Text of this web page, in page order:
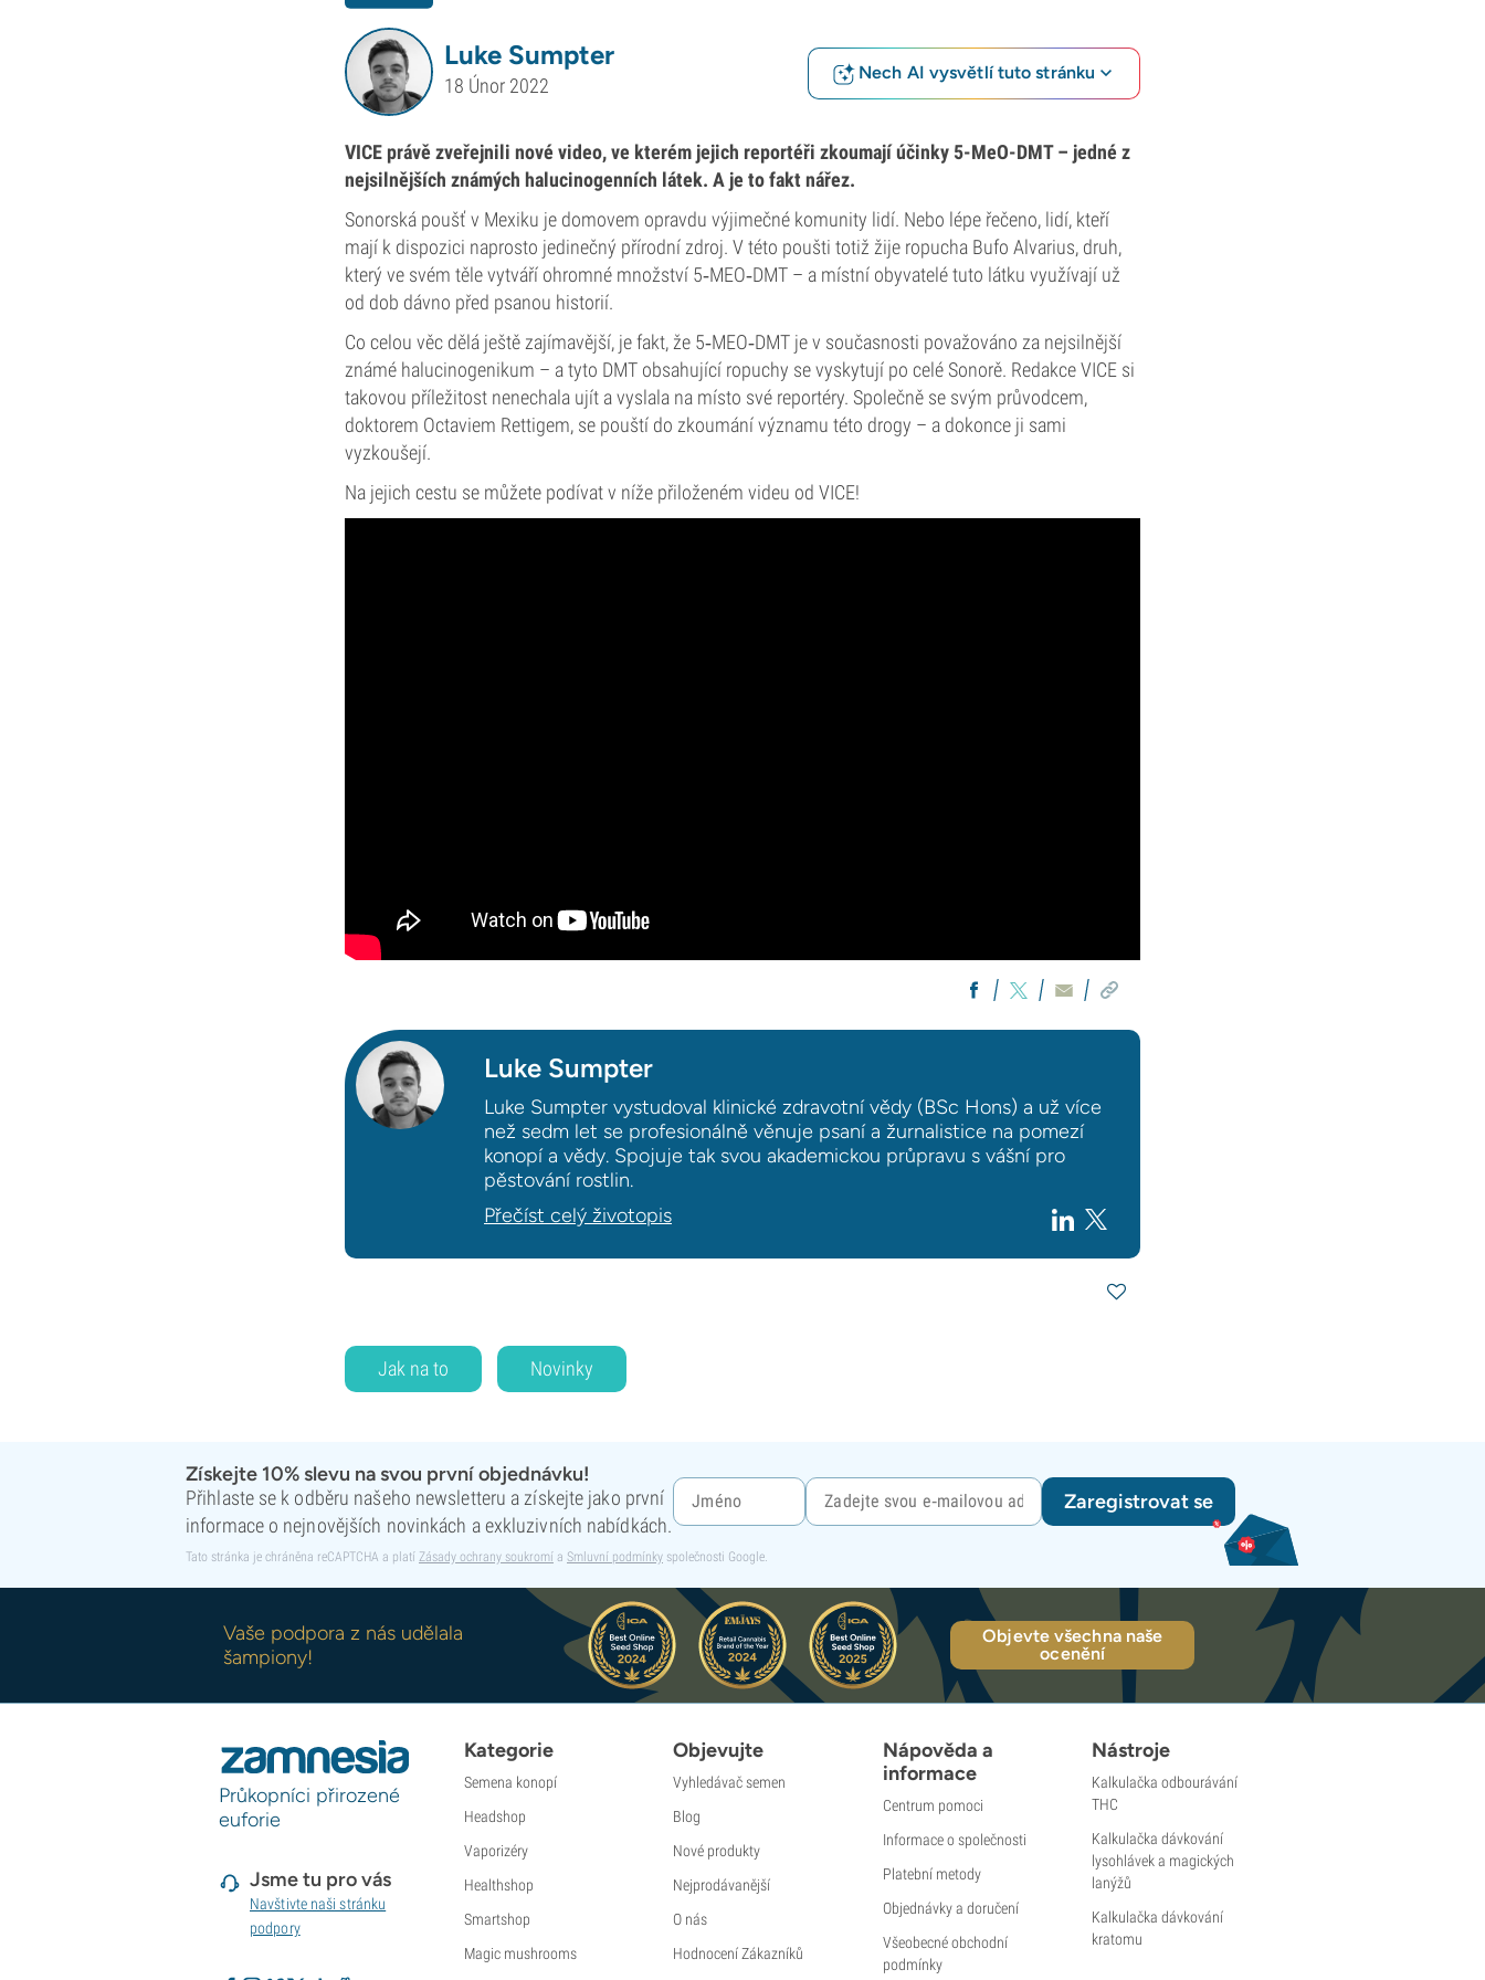
Luke Sumpter
18 Únor 2022
Nech AI vysvětlí tuto stránku
VICE právě zveřejnili nové video, ve kterém jejich reportéři zkoumají účinky 5-MeO-DMT – jedné z
nejsilnějších známých halucinogenních látek. A je to fakt nářez.
Sonorská poušť v Mexiku je domovem opravdu výjimečné komunity lidí. Nebo lépe řečeno, lidí, kteří
mají k dispozici naprosto jedinečný přírodní zdroj. V této poušti totiž žije ropucha Bufo Alvarius, druh,
který ve svém těle vytváří ohromné množství 5‑MEO‑DMT – a místní obyvatelé tuto látku využívají už
od dob dávno před psanou historií.
Co celou věc dělá ještě zajímavější, je fakt, že 5‑MEO‑DMT je v současnosti považováno za nejsilnější
známé halucinogenikum – a tyto DMT obsahující ropuchy se vyskytují po celé Sonorě. Redakce VICE si
takovou příležitost nenechala ujít a vyslala na místo své reportéry. Společně se svým průvodcem,
doktorem Octaviem Rettigem, se pouští do zkoumání významu této drogy – a dokonce ji sami
vyzkoušejí.
Na jejich cestu se můžete podívat v níže přiloženém videu od VICE!
Luke Sumpter
Luke Sumpter vystudoval klinické zdravotní vědy (BSc Hons) a už více
než sedm let se profesionálně věnuje psaní a žurnalistice na pomezí
konopí a vědy. Spojuje tak svou akademickou průpravu s vášní pro
pěstování rostlin.
Přečíst celý životopis
Jak na to Novinky
Získejte 10% slevu na svou první objednávku!
Přihlaste se k odběru našeho newsletteru a získejte jako první
informace o nejnovějších novinkách a exkluzivních nabídkách.
Zaregistrovat se
Tato stránka je chráněna reCAPTCHA a platí Zásady ochrany soukromí a Smluvní podmínky společnosti Google.
Vaše podpora z nás udělala
šampiony!
Objevte všechna naše
ocenění
Průkopníci přirozené
euforie
Jsme tu pro vás
Navštivte naši stránku
podpory
Kategorie
Semena konopí
Headshop
Vaporizéry
Healthshop
Smartshop
Magic mushrooms
Objevujte
Vyhledávač semen
Blog
Nové produkty
Nejprodávanější
O nás
Hodnocení Zákazníků
Nápověda a
informace
Centrum pomoci
Informace o společnosti
Platební metody
Objednávky a doručení
Všeobecné obchodní
podmínky
Nástroje
Kalkulačka odbourávání
THC
Kalkulačka dávkování
lysohlávek a magických
lanýžů
Kalkulačka dávkování
kratomu